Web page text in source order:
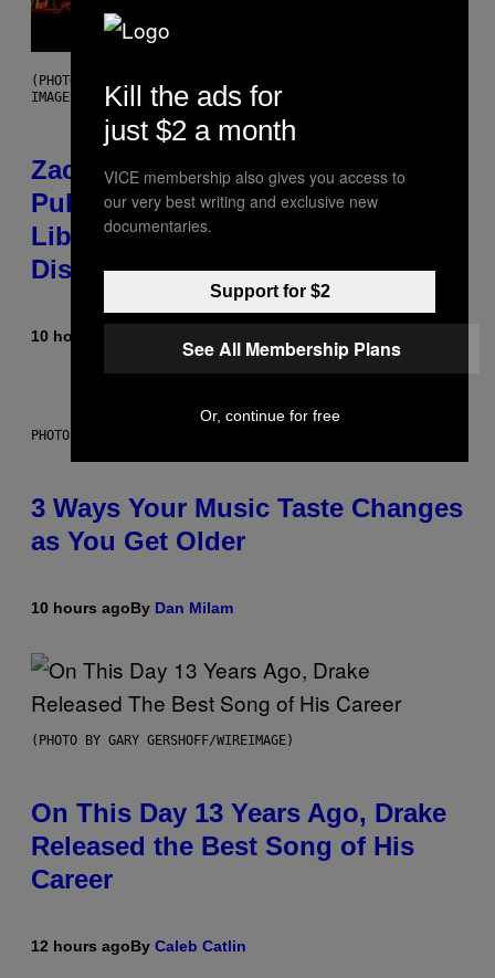
(PHOTO BY ROBERTO PANUCCI – CORBIS/CORBIS VIA GETTY
IMAGES)
Zachary Cole Smith Wants a
Publicly Owned Music Streaming
Library Built on Spotify’s
Dismantled Bones
10 hours ago
PHOTO ILLUSTRATION BY IAN WALDIE/GETTY IMAGES
3 Ways Your Music Taste Changes
as You Get Older
10 hours agoBy Dan Milam
(PHOTO BY GARY GERSHOFF/WIREIMAGE)
On This Day 13 Years Ago, Drake
Released the Best Song of His
Career
12 hours agoBy Caleb Catlin
Kill the ads for
just $2 a month
VICE membership also gives you access to
our very best writing and exclusive new
documentaries.
Support for $2
See All Membership Plans
Or, continue for free